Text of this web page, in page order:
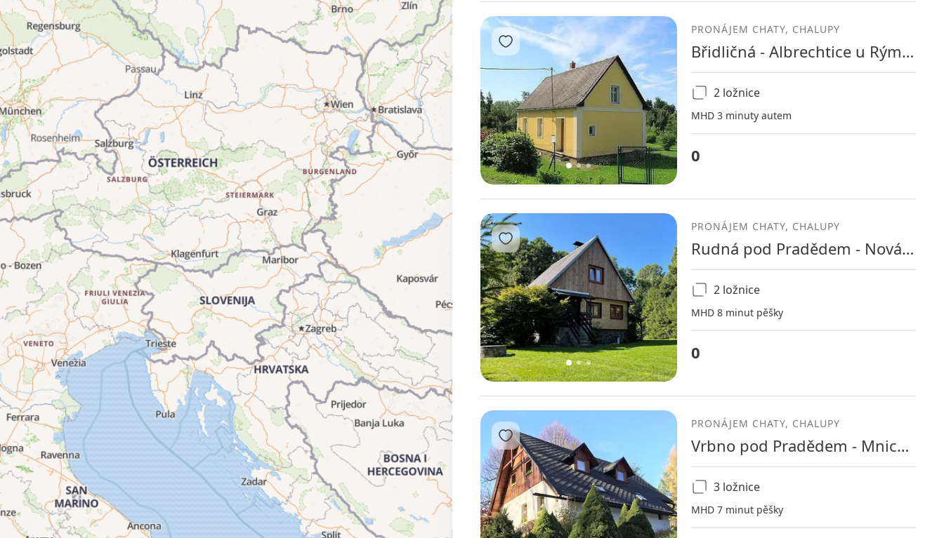
12 3
Přidat do oblíbených
PRONÁJEM CHATY, CHALUPY
Břidličná - Albrechtice u Rýmařova, Moravskoslezský kraj
2 ložnice
MHD 3 minuty autem
0
12 3
Přidat do oblíbených
PRONÁJEM CHATY, CHALUPY
Rudná pod Pradědem - Nová Rudná, Moravskoslezský kraj
2 ložnice
MHD 8 minut pěšky
0
Přidat do oblíbených
PRONÁJEM CHATY, CHALUPY
Vrbno pod Pradědem - Mnichov pod Pradědem, Moravskoslezský kraj
3 ložnice
MHD 7 minut pěšky